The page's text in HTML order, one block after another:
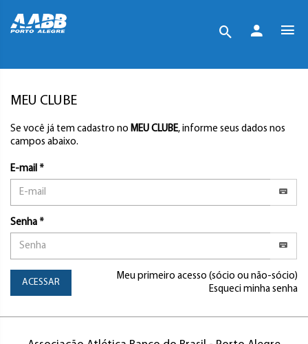
MEU CLUBE
Se você já tem cadastro no MEU CLUBE, informe seus dados nos
campos abaixo.
E-mail *
Senha *
ACESSAR
Meu primeiro acesso (sócio ou não-sócio)
Esqueci minha senha